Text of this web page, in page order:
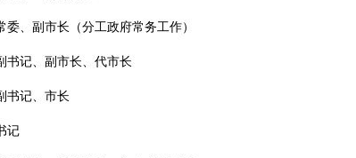
副市长（分工政府常务工作）
记、副市长、代市长
记、市长
记